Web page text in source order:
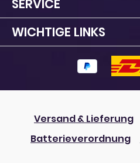
SERVICE
WICHTIGE LINKS
Versand & Lieferung
Batterieverordnung